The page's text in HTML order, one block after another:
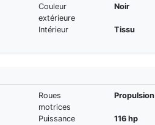
Couleur
extérieure
Noir
Intérieur Tissu
Roues
motrices
Propulsion
Puissance 116 hp